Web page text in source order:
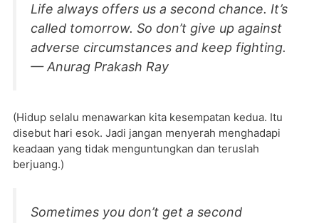
Life always offers us a second chance. It’s
called tomorrow. So don’t give up against
adverse circumstances and keep fighting.
— Anurag Prakash Ray
(Hidup selalu menawarkan kita kesempatan kedua. Itu
disebut hari esok. Jadi jangan menyerah menghadapi
keadaan yang tidak menguntungkan dan teruslah
berjuang.)
Sometimes you don’t get a second